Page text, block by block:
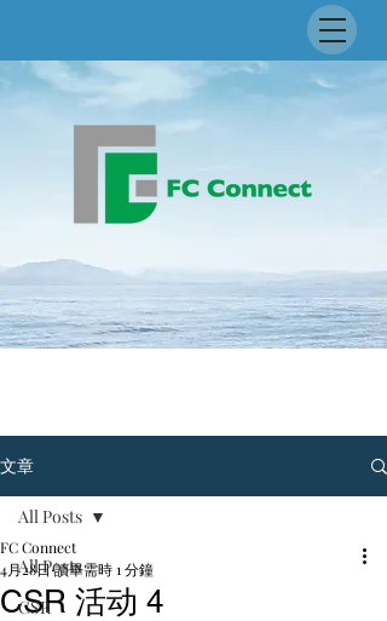
文章
All Posts
CSR
All Posts
CSR 活动 4
FC Connect
4月28日讀畢需時 1 分鐘